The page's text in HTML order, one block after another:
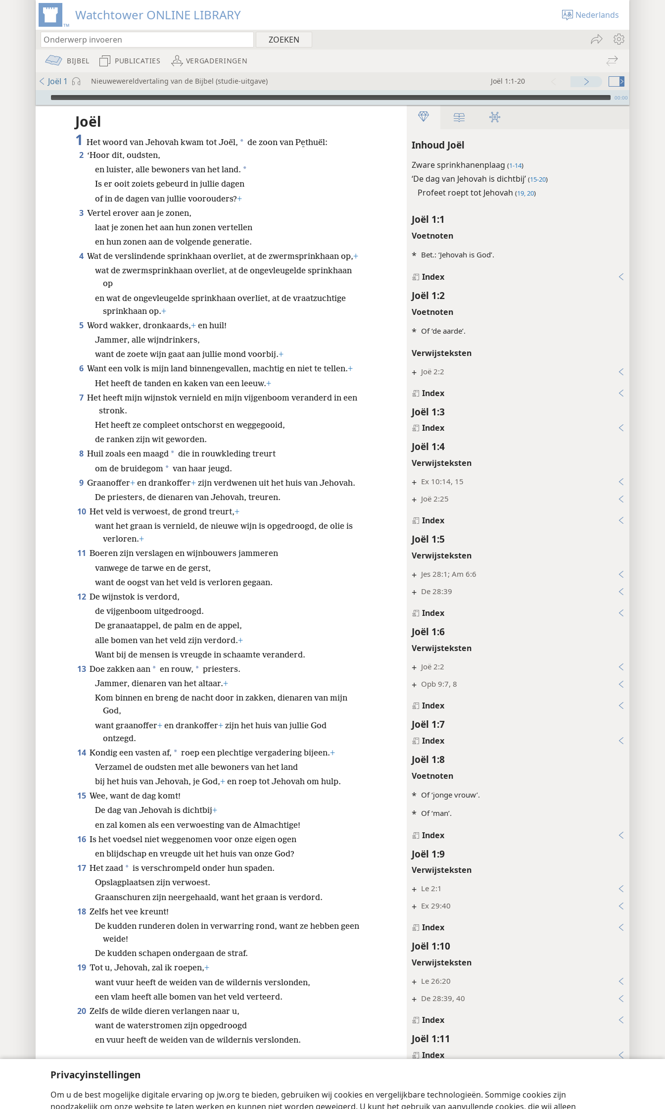
Privacyinstellingen
Om u de best mogelijke digitale ervaring op jw.org te bieden, gebruiken wij cookies en vergelijkbare technologieën. Sommige cookies zijn
noodzakelijk om onze website te laten werken en kunnen niet worden geweigerd. U kunt het gebruik van aanvullende cookies, die wij alleen
Watchtower ONLINE LIBRARY Nederlands
BIJBEL PUBLICATIES VERGADERINGEN
Joël 1 Nieuwewereldvertaling van de Bijbel (studie-uitgave) Joël 1:1-20
Audio Player 00:00
Inhoud Joël
Zware sprinkhanenplaag (1-14)
‘De dag van Jehovah is dichtbij’ (15-20)
Profeet roept tot Jehovah (19, 20)
Joël 1:1
Voetnoten
* Bet.: ‘Jehovah is God’.
Index
Joël 1:2
Voetnoten
* Of ‘de aarde’.
Verwijsteksten
+ Joë 2:2
Index
Joël 1:3
Index
Joël 1:4
Verwijsteksten
+ Ex 10:14, 15
+ Joë 2:25
Index
Joël 1:5
Verwijsteksten
+ Jes 28:1; Am 6:6
+ De 28:39
Index
Joël 1:6
Verwijsteksten
+ Joë 2:2
+ Opb 9:7, 8
Index
Joël 1:7
Index
Joël 1:8
Voetnoten
* Of ‘jonge vrouw’.
* Of ‘man’.
Index
Joël 1:9
Verwijsteksten
+ Le 2:1
+ Ex 29:40
Index
Joël 1:10
Verwijsteksten
+ Le 26:20
+ De 28:39, 40
Index
Joël 1:11
Index
Verwijsteksten
Joël
1 Het woord van Jehovah kwam tot Joël, * de zoon van Pe̱thuël:
2 ‘Hoor dit, oudsten,
en luister, alle bewoners van het land. *
Is er ooit zoiets gebeurd in jullie dagen
of in de dagen van jullie voorouders?+
3 Vertel erover aan je zonen,
laat je zonen het aan hun zonen vertellen
en hun zonen aan de volgende generatie.
4 Wat de verslindende sprinkhaan overliet, at de zwermsprinkhaan op,+
wat de zwermsprinkhaan overliet, at de ongevleugelde sprinkhaan
op
en wat de ongevleugelde sprinkhaan overliet, at de vraatzuchtige
sprinkhaan op.+
5 Word wakker, dronkaards,+ en huil!
Jammer, alle wijndrinkers,
want de zoete wijn gaat aan jullie mond voorbij.+
6 Want een volk is mijn land binnengevallen, machtig en niet te tellen.+
Het heeft de tanden en kaken van een leeuw.+
7 Het heeft mijn wijnstok vernield en mijn vijgenboom veranderd in een
stronk.
Het heeft ze compleet ontschorst en weggegooid,
de ranken zijn wit geworden.
8 Huil zoals een maagd * die in rouwkleding treurt
om de bruidegom * van haar jeugd.
9 Graanoffer+ en drankoffer+ zijn verdwenen uit het huis van Jehovah.
De priesters, de dienaren van Jehovah, treuren.
10 Het veld is verwoest, de grond treurt,+
want het graan is vernield, de nieuwe wijn is opgedroogd, de olie is
verloren.+
11 Boeren zijn verslagen en wijnbouwers jammeren
vanwege de tarwe en de gerst,
want de oogst van het veld is verloren gegaan.
12 De wijnstok is verdord,
de vijgenboom uitgedroogd.
De granaatappel, de palm en de appel,
alle bomen van het veld zijn verdord.+
Want bij de mensen is vreugde in schaamte veranderd.
13 Doe zakken aan * en rouw, * priesters.
Jammer, dienaren van het altaar.+
Kom binnen en breng de nacht door in zakken, dienaren van mijn
God,
want graanoffer+ en drankoffer+ zijn het huis van jullie God
ontzegd.
14 Kondig een vasten af, * roep een plechtige vergadering bijeen.+
Verzamel de oudsten met alle bewoners van het land
bij het huis van Jehovah, je God,+ en roep tot Jehovah om hulp.
15 Wee, want de dag komt!
De dag van Jehovah is dichtbij+
en zal komen als een verwoesting van de Almachtige!
16 Is het voedsel niet weggenomen voor onze eigen ogen
en blijdschap en vreugde uit het huis van onze God?
17 Het zaad * is verschrompeld onder hun spaden.
Opslagplaatsen zijn verwoest.
Graanschuren zijn neergehaald, want het graan is verdord.
18 Zelfs het vee kreunt!
De kudden runderen dolen in verwarring rond, want ze hebben geen
weide!
De kudden schapen ondergaan de straf.
19 Tot u, Jehovah, zal ik roepen,+
want vuur heeft de weiden van de wildernis verslonden,
een vlam heeft alle bomen van het veld verteerd.
20 Zelfs de wilde dieren verlangen naar u,
want de waterstromen zijn opgedroogd
en vuur heeft de weiden van de wildernis verslonden.
Copyright © 2026 Watch Tower Bible and Tract Society of Pennsylvania Gebruiksvoorwaarden Privacybeleid Privacyinstellingen JW.ORG Inloggen